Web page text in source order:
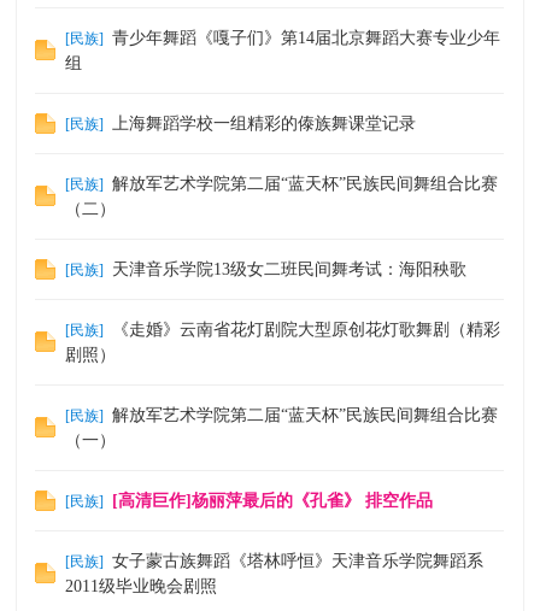
[民族]
青少年舞蹈《嘎子们》第14届北京舞蹈大赛专业少年
组
[民族] 上海舞蹈学校一组精彩的傣族舞课堂记录
[民族]
解放军艺术学院第二届“蓝天杯”民族民间舞组合比赛
（二）
[民族] 天津音乐学院13级女二班民间舞考试：海阳秧歌
[民族]
《走婚》云南省花灯剧院大型原创花灯歌舞剧（精彩
剧照）
[民族]
解放军艺术学院第二届“蓝天杯”民族民间舞组合比赛
（一）
[民族] [高清巨作]杨丽萍最后的《孔雀》 排空作品
[民族]
女子蒙古族舞蹈《塔林呼恒》天津音乐学院舞蹈系
2011级毕业晚会剧照